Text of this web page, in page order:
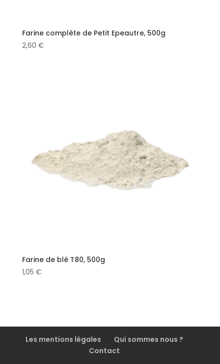
Farine complète de Petit Epeautre, 500g
2,60 €
Farine de blé T80, 500g
1,05 €
Les mentions légales
Qui sommes nous ?
Contact